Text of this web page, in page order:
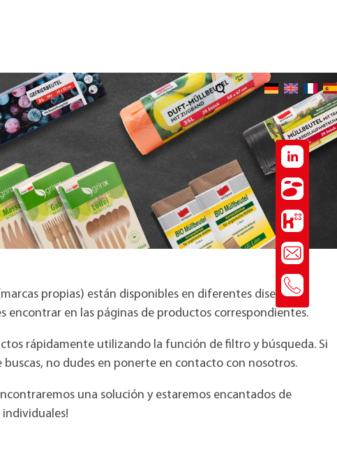
propias) están disponibles en diferentes diseños y
encontrar en las páginas de productos correspondientes.
rápidamente utilizando la función de filtro y búsqueda. Si
buscas, no dudes en ponerte en contacto con nosotros.
una solución y estaremos encantados de
individuales!